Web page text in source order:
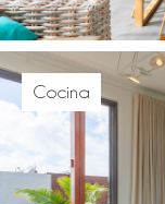
Cocina